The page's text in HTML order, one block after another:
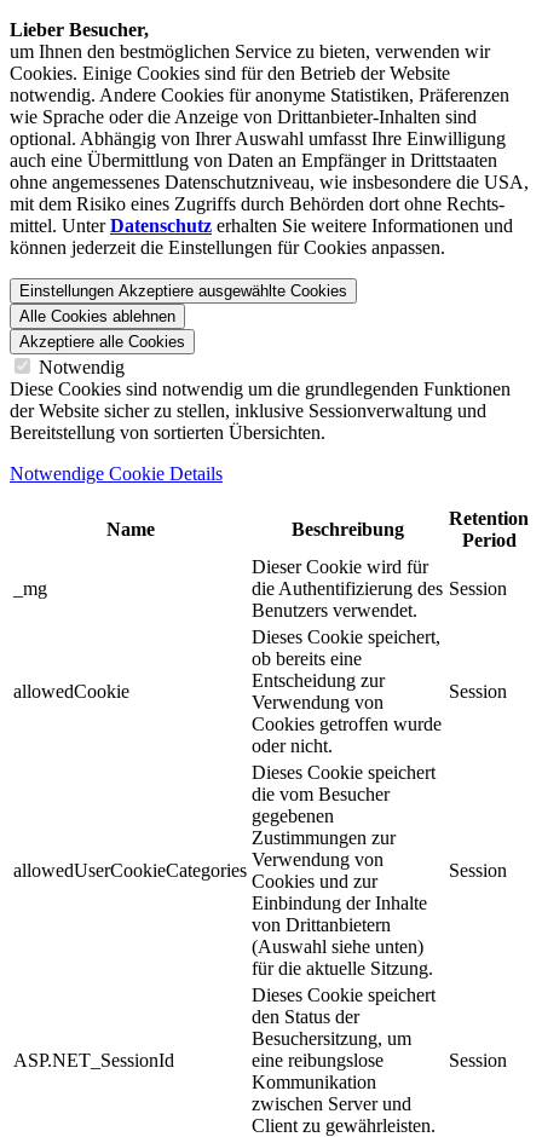
Lieber Besucher,
um Ihnen den best­möglichen Service zu bieten, verwenden wir
Cookies. Einige Cookies sind für den Betrieb der Website
notwendig. Andere Cookies für anonyme Statistiken, Präferenzen
wie Sprache oder die Anzeige von Dritt­anbieter-Inhalten sind
optional. Abhängig von Ihrer Auswahl umfasst Ihre Einwilligung
auch eine Übermittlung von Daten an Empfänger in Drittstaaten
ohne angemessenes Daten­schutz­niveau, wie insbesondere die USA,
mit dem Risiko eines Zugriffs durch Behörden dort ohne Rechts­
mittel. UnterDatenschutz erhalten Sie weitere Informationen und
können jederzeit die Einstellungen für Cookies anpassen.
Einstellungen Akzeptiere ausgewählte Cookies
Alle Cookies ablehnen
Akzeptiere alle Cookies
Notwendig
Diese Cookies sind notwendig um die grundlegenden Funktionen
der Website sicher zu stellen, inklusive Sessionverwaltung und
Bereitstellung von sortierten Übersichten.
Notwendige Cookie Details
Name Beschreibung
Retention
Period
_mg
Dieser Cookie wird für
die Authentifizierung des
Benutzers verwendet.
Session
allowedCookie
Dieses Cookie speichert,
ob bereits eine
Entscheidung zur
Verwendung von
Cookies getroffen wurde
oder nicht.
Session
allowedUserCookieCategories
Dieses Cookie speichert
die vom Besucher
gegebenen
Zustimmungen zur
Verwendung von
Cookies und zur
Einbindung der Inhalte
von Drittanbietern
(Auswahl siehe unten)
für die aktuelle Sitzung.
Session
ASP.NET_SessionId
Dieses Cookie speichert
den Status der
Besuchersitzung, um
eine reibungslose
Kommunikation
zwischen Server und
Client zu gewährleisten.
Session